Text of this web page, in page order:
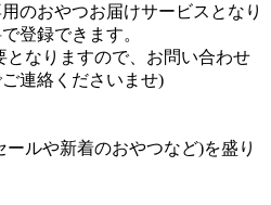
のおやつお届けサービスとなり
登録できます。
なりますので、お問い合わせ
連絡くださいませ)
ルや新着のおやつなど)を盛り